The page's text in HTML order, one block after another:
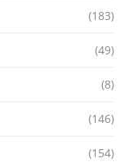
(183)
(49)
(8)
(146)
(154)